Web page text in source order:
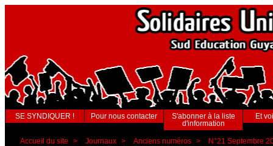
SE SYNDIQUER ! Pour nous contacter
S'abonner à la liste
d'information
Et
Accueil du site > Journaux > Anciens numéros > N°21 Septembre